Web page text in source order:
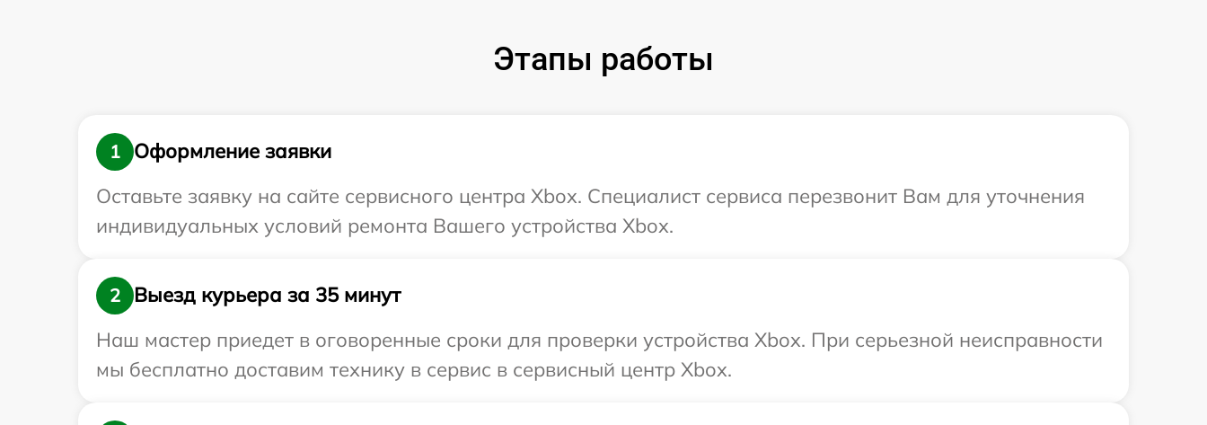
Этапы работы
1
Оформление заявки
Оставьте заявку на сайте сервисного центра Xbox. Специалист сервиса перезвонит Вам для уточнения
индивидуальных условий ремонта Вашего устройства Xbox.
2
Выезд курьера за 35 минут
Наш мастер приедет в оговоренные сроки для проверки устройства Xbox. При серьезной неисправности
мы бесплатно доставим технику в сервис в сервисный центр Xbox.